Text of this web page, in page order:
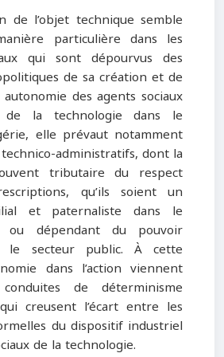
de l’objet technique semble
particulière dans les
qui sont dépourvus des
de sa création et de
des agents sociaux
la technologie dans le
elle prévaut notamment
administratifs, dont la
tributaire du respect
qu’ils soient un
et paternaliste dans le
ou dépendant du pouvoir
le secteur public. À cette
dans l’action viennent
de déterminisme
creusent l’écart entre les
du dispositif industriel
de la technologie.